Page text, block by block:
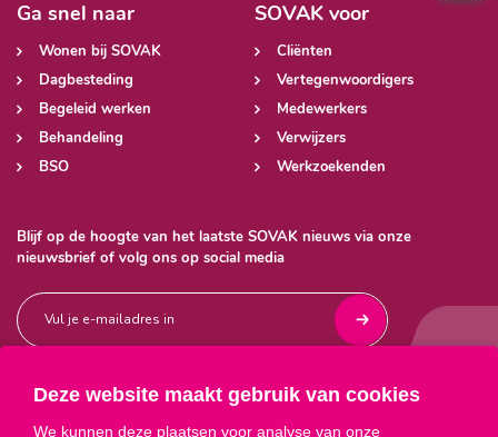
Deze website maakt gebruik van cookies
We kunnen deze plaatsen voor analyse van onze
Blijf op de hoogte van het laatste SOVAK nieuws via onze
nieuwsbrief of volg ons op social media
  
Ga snel naar
Wonen bij SOVAK
Dagbesteding
Begeleid werken
Behandeling
BSO
SOVAK voor
Cliënten
Vertegenwoordigers
Medewerkers
Verwijzers
Werkzoekenden